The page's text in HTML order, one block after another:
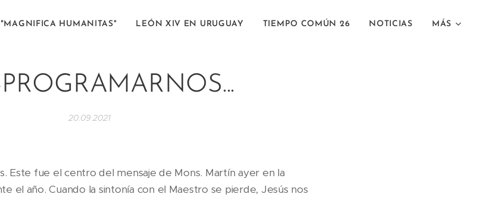
"MAGNIFICA HUMANITAS" LEÓN XIV EN URUGUAY TIEMPO COMÚN 26 NOTICIAS MÁS
20.09.2021
Este fue el centro del mensaje de Mons. Martín ayer en la
el año. Cuando la sintonía con el Maestro se pierde, Jesús nos